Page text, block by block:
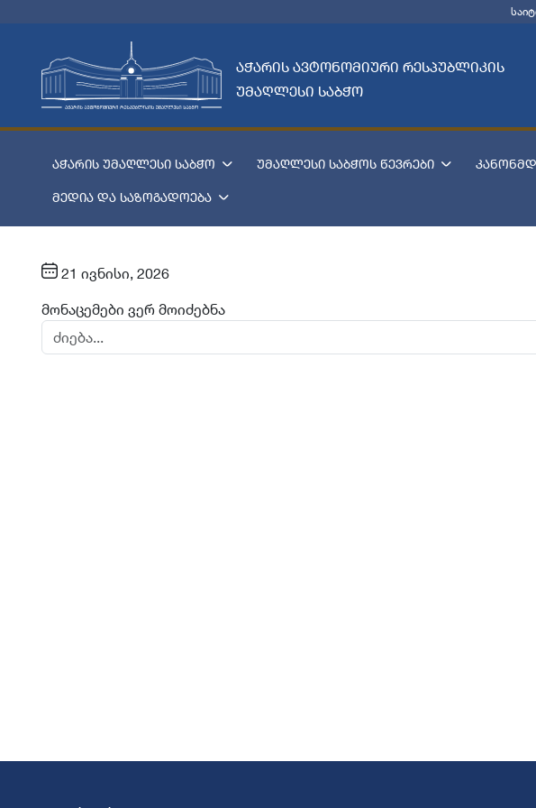
აჭარის ავტონომიური რესპუბლიკის
უმაღლესი საბჭო
აჭარის უმაღლესი საბჭო უმაღლესი საბჭოს წევრები
მედია და საზოგადოება
21 ივნისი, 2026
მონაცემები ვერ მოიძებნა